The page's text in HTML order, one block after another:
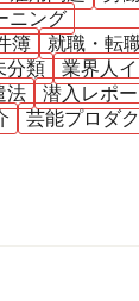
ニング
簿
就職・転
分類
業界人
法 潜入レポー
芸能プロダ